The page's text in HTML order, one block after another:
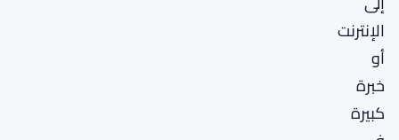
الإنترنت
أو
خبرة
كبيرة